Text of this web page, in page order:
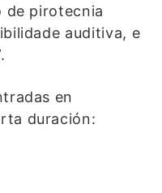
de pirotecnia
auditiva, e
en
duración: